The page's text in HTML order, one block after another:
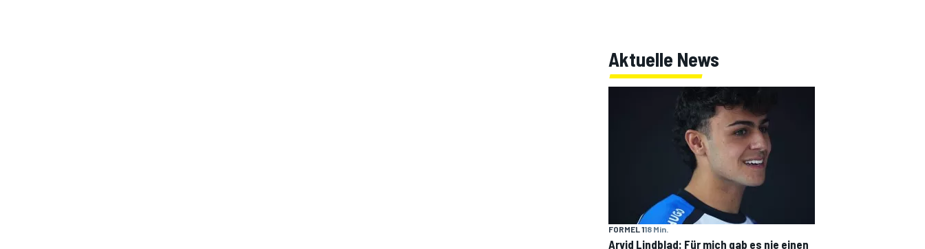
Aktuelle News
FORMEL 118 Min.
Arvid Lindblad: Für mich gab es nie einen